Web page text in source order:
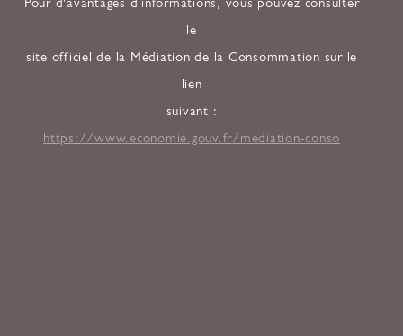
Pour d'avantages d'informations, vous pouvez consulter
le
site officiel de la Médiation de la Consommation sur le
lien
suivant :
https://www.economie.gouv.fr/mediation-conso